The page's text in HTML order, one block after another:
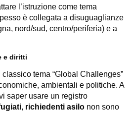
l’istruzione come tema
è collegata a disuguaglianze
nord/sud, centro/periferia) e a
e diritti
tema “Global Challenges”
ambientali e politiche. A
saper usare un registro
, richiedenti asilonon sono